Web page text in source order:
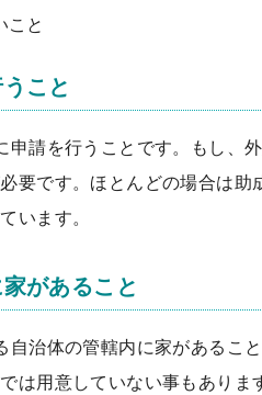
こと
こと
申請を行うこと です。もし、
要です。ほとんどの場合は助
います。
があること
自治体の管轄内に家があること
は用意していない事もあり